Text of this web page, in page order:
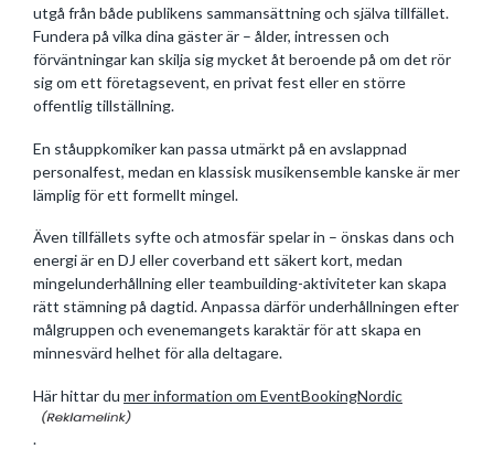
utgå från både publikens sammansättning och själva tillfället.
Fundera på vilka dina gäster är – ålder, intressen och
förväntningar kan skilja sig mycket åt beroende på om det rör
sig om ett företagsevent, en privat fest eller en större
offentlig tillställning.
En ståuppkomiker kan passa utmärkt på en avslappnad
personalfest, medan en klassisk musikensemble kanske är mer
lämplig för ett formellt mingel.
Även tillfällets syfte och atmosfär spelar in – önskas dans och
energi är en DJ eller coverband ett säkert kort, medan
mingelunderhållning eller teambuilding-aktiviteter kan skapa
rätt stämning på dagtid. Anpassa därför underhållningen efter
målgruppen och evenemangets karaktär för att skapa en
minnesvärd helhet för alla deltagare.
Här hittar du mer information om EventBookingNordic
.